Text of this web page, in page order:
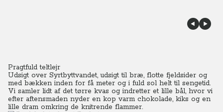
Pragtfuld teltlejr
Udsigt over Syrtbyttvandet, udsigt til bræ, flotte fjeldsider og
med bækken inden for få meter og i fuld sol helt til sengetid.
Vi samler lidt af det tørre kvas og indretter et lille bål, hvor vi
efter aftensmaden nyder en kop varm chokolade, kiks og en
lille dram omkring de knitrende flammer.